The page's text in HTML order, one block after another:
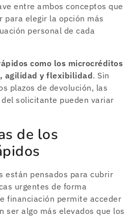
entre ambos conceptos que
para elegir la opción más
personal de cada
como los microcréditos
agilidad y flexibilidad. Sin
plazos de devolución, las
solicitante pueden variar
de los
están pensados para cubrir
urgentes de forma
financiación permite acceder
ser algo más elevados que los